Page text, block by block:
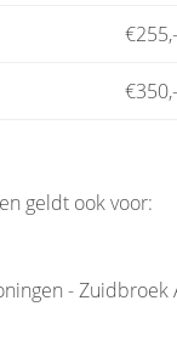
€255,-
€350,-
geldt ook voor:
- Zuidbroek